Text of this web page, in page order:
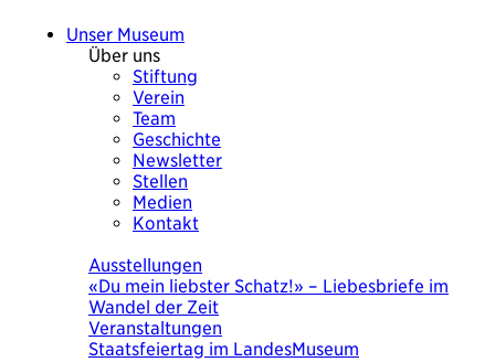
Unser Museum
Über uns
Stiftung
Verein
Team
Geschichte
Newsletter
Stellen
Medien
Kontakt
Ausstellungen
«Du mein liebster Schatz!» – Liebesbriefe im
Wandel der Zeit
Veranstaltungen
Staatsfeiertag im LandesMuseum